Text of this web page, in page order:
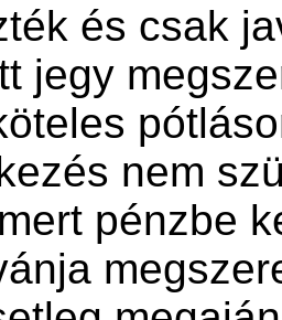
és csak
jegy
nem
pénzbe